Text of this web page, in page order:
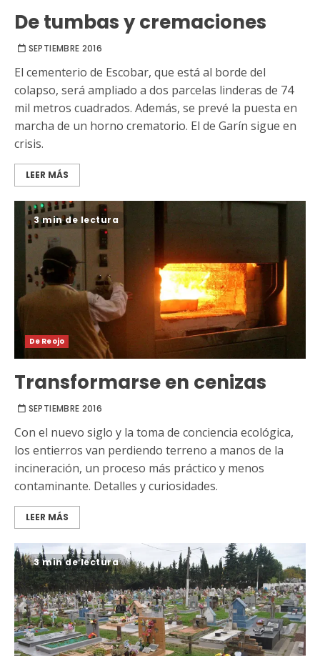
De tumbas y cremaciones
SEPTIEMBRE 2016
El cementerio de Escobar, que está al borde del
colapso, será ampliado a dos parcelas linderas de 74
mil metros cuadrados. Además, se prevé la puesta en
marcha de un horno crematorio. El de Garín sigue en
crisis.
LEER MÁS
3 min de lectura
De Reojo
Transformarse en cenizas
SEPTIEMBRE 2016
Con el nuevo siglo y la toma de conciencia ecológica,
los entierros van perdiendo terreno a manos de la
incineración, un proceso más práctico y menos
contaminante. Detalles y curiosidades.
LEER MÁS
3 min de lectura